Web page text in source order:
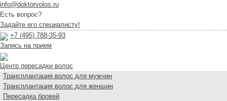
info@doktorvolos.ru
Есть вопрос?
Задайте его специалисту!
+7 (495) 788-35-93
Запись на прием
Центр пересадки волос
Трансплантация волос для мужчин
Трансплантация волос для женщин
Пересадка бровей